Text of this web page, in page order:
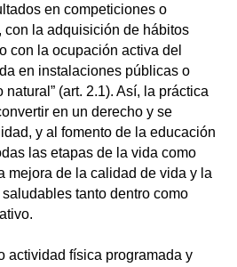
en competiciones o
con la adquisición de hábitos
con la ocupación activa del
en instalaciones públicas o
(art. 2.1). Así, la práctica
en un derecho y se
y al fomento de la educación
las etapas de la vida como
mejora de la calidad de vida y la
tanto dentro como
actividad física programada y